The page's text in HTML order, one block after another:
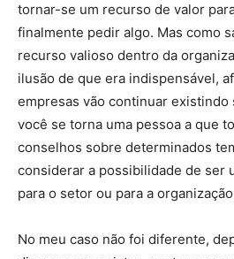
tornar-se um recurso de valor
finalmente pedir algo. Mas como
recurso valioso dentro da
ilusão de que era indispensável,
empresas vão continuar existindo
você se torna uma pessoa a que
conselhos sobre determinados
considerar a possibilidade de ser
para o setor ou para a
No meu caso não foi diferente,